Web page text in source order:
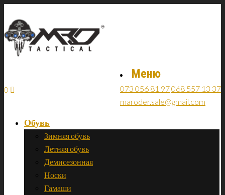
Меню
073 056 81 97068 557 13 37
maroder.sale@gmail.com
Обувь
Зимняя обувь
Летняя обувь
Демисезонная
Носки
Гамаши
0